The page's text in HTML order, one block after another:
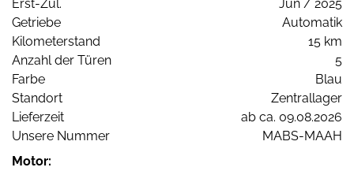
Erst-Zul.
Jun / 2025
Getriebe
Automatik
Kilometerstand
15 km
Anzahl der Türen
5
Farbe
Blau
Standort
Zentrallager
Lieferzeit
ab ca. 09.08.2026
Unsere Nummer
MABS-MAAH
Motor: